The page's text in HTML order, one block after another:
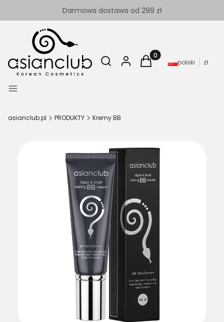
Darmowa dostawa od 299 zł
Menu
Otwórz wyszukiwarkę
SzukajZaloguj się
Produkty w koszyku:
Koszyk polski zł
asianclub.pl PRODUKTY Kremy BB